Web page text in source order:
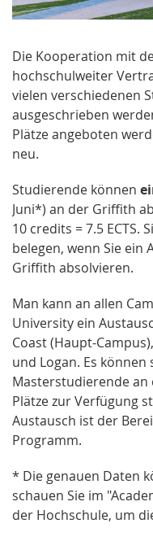
Die Kooperation mit
hochschulweiter
vielen verschiedenen
ausgeschrieben
Plätze angeboten
neu.
Studierende können
Juni*) an der Griffith
10 credits = 7.5 ECTS.
belegen, wenn Sie
Griffith absolvieren.
Man kann an allen
University ein
Coast (Haupt-
und Logan. Es
Masterstudierende
Plätze zur Verfügung
Austausch ist der
Programm.
* Die genauen Daten
schauen Sie im
der Hochschule, um